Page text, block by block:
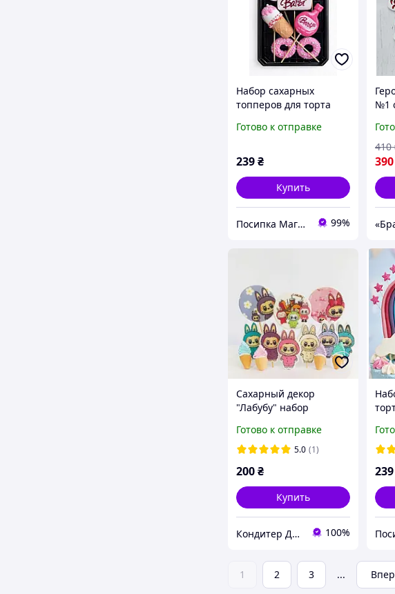
Набор сахарных
топперов для торта
сказка"(9 элементов)
Готово к отправке
239₴
Купить
Посипка Магазин декору тортиків 99%
№1
390
410
Сахарный декор
"Лабубу" набор
кондитерский ТМ
Кондекортех
Готово к отправке
5.0 (1)
200₴
Купить
Кондитер Декор 100%
239
1 2 3 ...